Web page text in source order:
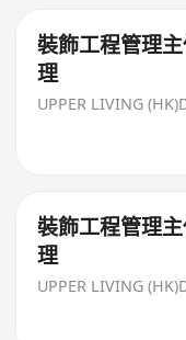
裝飾工程管理
理
裝飾工程管理
理